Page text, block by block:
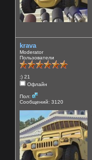
krava
Moderator
Пользователи
:) 21
Офлайн
Пол:
Сообщений: 3120